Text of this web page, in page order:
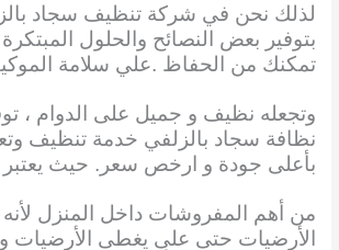
لذلك نحن في شركة تنظيف سجاد
بتوفير بعض النصائح والحلول
تمكنك من الحفاظ .علي سلامة
وتجعله نظيف و جميل على الدوام ،
نظافة سجاد بالزلفي خدمة تنظيف
بأعلى جودة و ارخص سعر. حيث يعتبر
من أهم المفروشات داخل المنزل
الأرضيات حتى على يغطى الأرضيات